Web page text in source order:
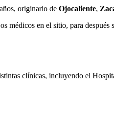
originario de Ojocaliente,
médicos en el sitio, para después
clínicas, incluyendo el